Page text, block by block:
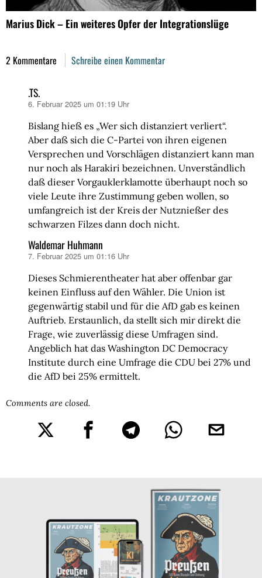
Marius Dick – Ein weiteres Opfer der Integrationslüge
2 Kommentare Schreibe einen Kommentar
.TS.
sagt:
6. Februar 2025 um 01:19 Uhr
Bislang hieß es „Wer sich distanziert verliert“.
Aber daß sich die C-Partei von ihren eigenen
Versprechen und Vorschlägen distanziert kann man
nur noch als Harakiri bezeichnen. Unverständlich
daß dieser Vorgauklerklamotte überhaupt noch so
viele Leute ihre Zustimmung geben wollen, so
umfangreich ist der Kreis der Nutznießer des
schwarzen Filzes dann doch nicht.
Waldemar Huhmann
sagt:
7. Februar 2025 um 01:16 Uhr
Dieses Schmierentheater hat aber offenbar gar
keinen Einfluss auf den Wähler. Die Union ist
gegenwärtig stabil und für die AfD gab es keinen
Auftrieb. Erstaunlich, da stellt sich mir direkt die
Frage, wie zuverlässig diese Umfragen sind.
Angeblich hat das Washington DC Democracy
Institute durch eine Umfrage die CDU bei 27% und
die AfD bei 25% ermittelt.
Comments are closed.